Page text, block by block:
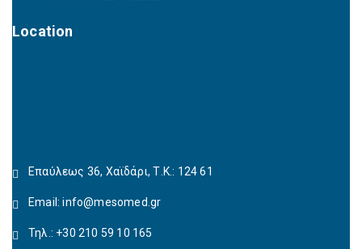
Location
Επαύλεως 36, Χαϊδάρι, Τ.Κ.: 124 61
Email:info@mesomed.gr
Τηλ.: +30 210 59 10 165